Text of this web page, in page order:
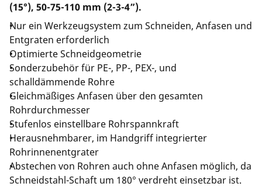
(15°), 50-75-110 mm (2-3-4”).
Nur ein Werkzeugsystem zum Schneiden, Anfasen und
Entgraten erforderlich
Optimierte Schneidgeometrie
Sonderzubehör für PE-, PP-, PEX-, und
schalldämmende Rohre
Gleichmäßiges Anfasen über den gesamten
Rohrdurchmesser
Stufenlos einstellbare Rohrspannkraft
Herausnehmbarer, im Handgriff integrierter
Rohrinnenentgrater
Abstechen von Rohren auch ohne Anfasen möglich, da
Schneidstahl-Schaft um 180° verdreht einsetzbar ist.